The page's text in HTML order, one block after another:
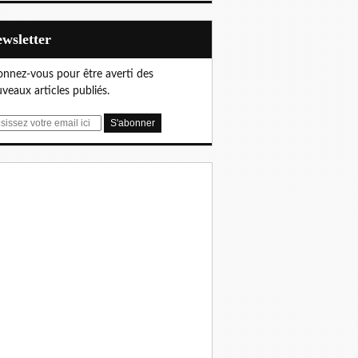
vous pour être averti des
articles publiés.